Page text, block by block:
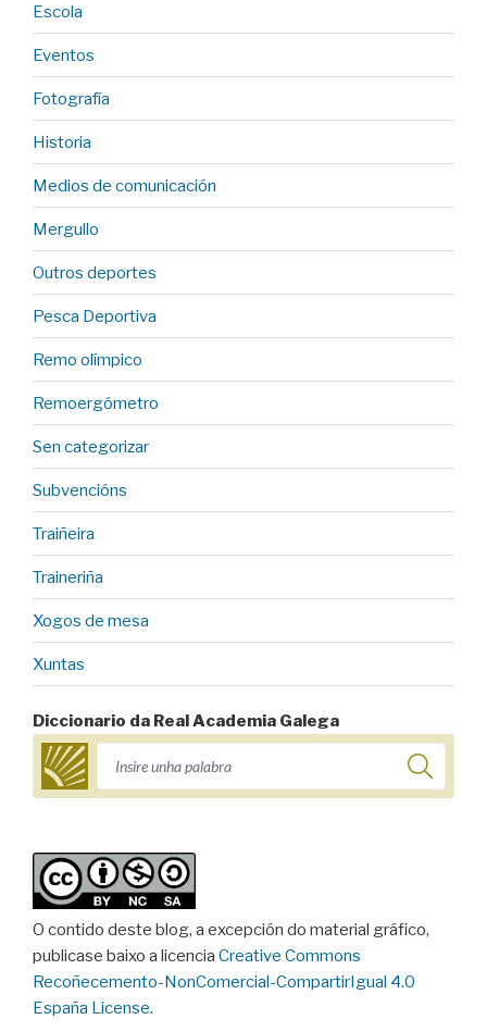
Escola
Eventos
Fotografía
Historia
Medios de comunicación
Mergullo
Outros deportes
Pesca Deportiva
Remo olímpico
Remoergómetro
Sen categorizar
Subvencións
Traiñeira
Traineriña
Xogos de mesa
Xuntas
Diccionario da Real Academia Galega
O contido deste blog, a excepción do material gráfico,
publicase baixo a licencia Creative Commons
Recoñecemento-NonComercial-CompartirIgual 4.0
España License.